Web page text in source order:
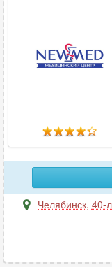
Челябинск, 40-